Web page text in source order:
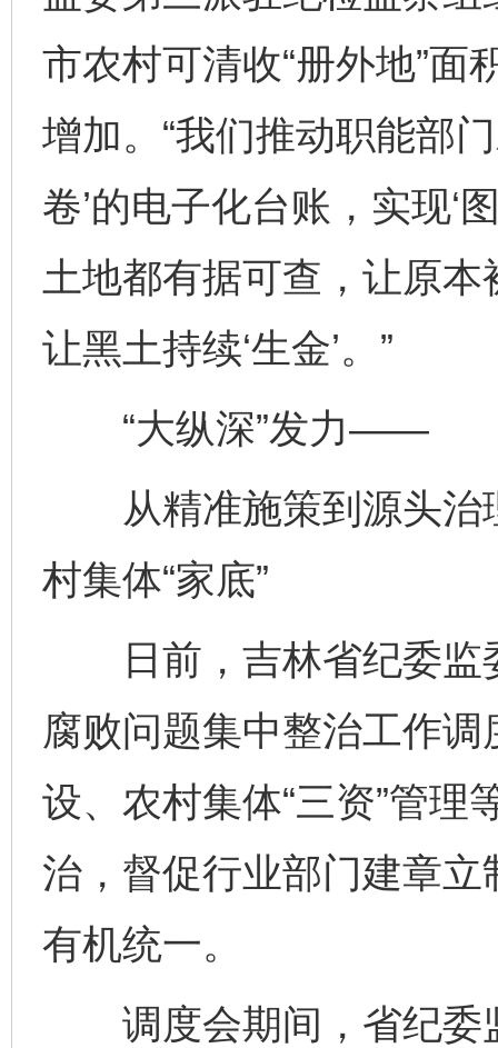
市农村可清收“册外地”面
增加。“我们推动职能部
卷’的电子化台账，实现‘
土地都有据可查，让原
让黑土持续‘生金’。”
“大纵深”发力——
从精准施策到源头治
村集体“家底”
日前，吉林省纪委监
腐败问题集中整治工作
设、农村集体“三资”管理
治，督促行业部门建章
有机统一。
调度会期间，省纪委